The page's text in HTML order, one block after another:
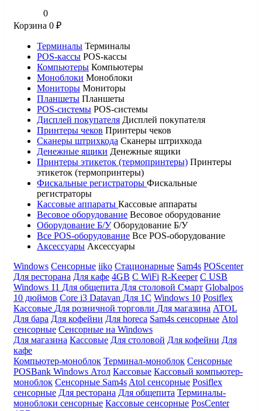
0
Корзина 0 ₽
Терминалы Терминалы
POS-кассы POS-кассы
Компьютеры Компьютеры
Моноблоки Моноблоки
Мониторы Мониторы
Планшеты Планшеты
POS-системы POS-системы
Дисплей покупателя Дисплей покупателя
Принтеры чеков Принтеры чеков
Сканеры штрихкода Сканеры штрихкода
Денежные ящики Денежные ящики
Принтеры этикеток (термопринтеры) Принтеры
этикеток (термопринтеры)
Фискальные регистраторы Фискальные
регистраторы
Кассовые аппараты Кассовые аппараты
Весовое оборудование Весовое оборудование
Оборудование Б/У Оборудование Б/У
Все POS-оборудование Все POS-оборудование
Аксессуары Аксессуары
Windows Сенсорные iiko Стационарные Sam4s POScenter
Для ресторана Для кафе 4GB С WiFi R-Keeper С USB
Windows 11 Для общепита Для столовой Смарт Globalpos
10 дюймов Core i3 Datavan Для 1С Windows 10 Posiflex
Кассовые Для розничной торговли Для магазина ATOL
Для бара Для кофейни Для horeca Sam4s сенсорные Atol
сенсорные Сенсорные на Windows
Для магазина Кассовые Для столовой Для кофейни Для
кафе
Компьютер-моноблок Терминал-моноблок Сенсорные
POSBank Windows Атол Кассовые Кассовый компьютер-
моноблок Сенсорные Sam4s Atol сенсорные Posiflex
сенсорные Для ресторана Для общепита Терминалы-
моноблоки сенсорные Кассовые сенсорные PosCenter